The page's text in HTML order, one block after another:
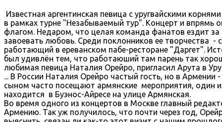
Известная аргентинская певица с уругвайскими
в рамках турне "Незабываемый тур". Концерт и
флагом. Недаром, что целая команда фанатов ездит за
завоевать любовь. Среди поклонников ее творчества -
работающий в ереванском пабе-ресторане "Даргет".
был удивлён тем, что работаюший там парень так
любимая певица Наталия Орейро, пригласил Арута в
... В России Наталия Орейро частый гость, но в Армении
сыном часто посещают армянские мероприятия, один
находится в Буэнос-Айресе на улице Армянская.
Во время одного из концертов в Москве главный
Армению. Так уж получилось, что почти через год,